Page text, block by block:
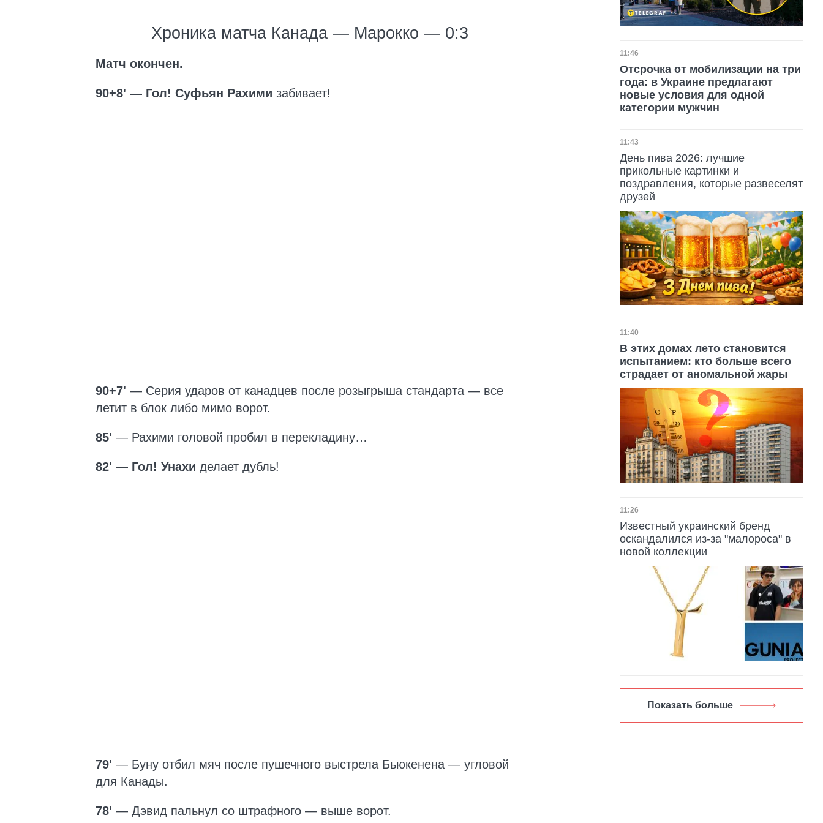
Хроника матча Канада — Марокко — 0:3
Матч окончен.
90+8' — Гол! Суфьян Рахими забивает!
90+7' — Серия ударов от канадцев после розыгрыша стандарта — все
летит в блок либо мимо ворот.
85' — Рахими головой пробил в перекладину…
82' — Гол! Унахи делает дубль!
79' — Буну отбил мяч после пушечного выстрела Бьюкенена — угловой
для Канады.
78' — Дэвид пальнул со штрафного — выше ворот.
Дата публикации
11:46
Отсрочка от мобилизации на три
года: в Украине предлагают
новые условия для одной
категории мужчин
Дата публикации
11:43
День пива 2026: лучшие
прикольные картинки и
поздравления, которые развеселят
друзей
Дата публикации
11:40
В этих домах лето становится
испытанием: кто больше всего
страдает от аномальной жары
Дата публикации
11:26
Известный украинский бренд
оскандалился из-за "малороса" в
новой коллекции
Показать больше